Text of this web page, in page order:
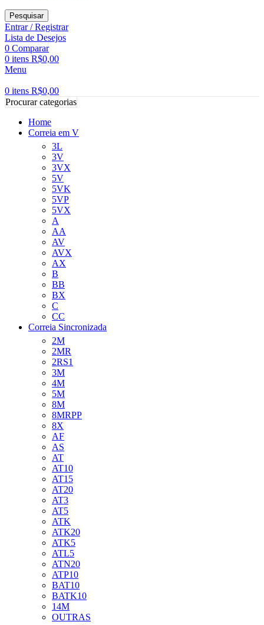
Pesquisar
Entrar / Registrar
Lista de Desejos
0 Comparar
0 itens R$0,00
Menu
0 itens R$0,00
Procurar categorias
Home
Correia em V
3L
3V
3VX
5V
5VK
5VP
5VX
A
AA
AV
AVX
AX
B
BB
BX
C
CC
Correia Sincronizada
2M
2MR
2RS1
3M
4M
5M
8M
8MRPP
8X
AF
AS
AT
AT10
AT15
AT20
AT3
AT5
ATK
ATK20
ATK5
ATL5
ATN20
ATP10
BAT10
BATK10
14M
OUTRAS